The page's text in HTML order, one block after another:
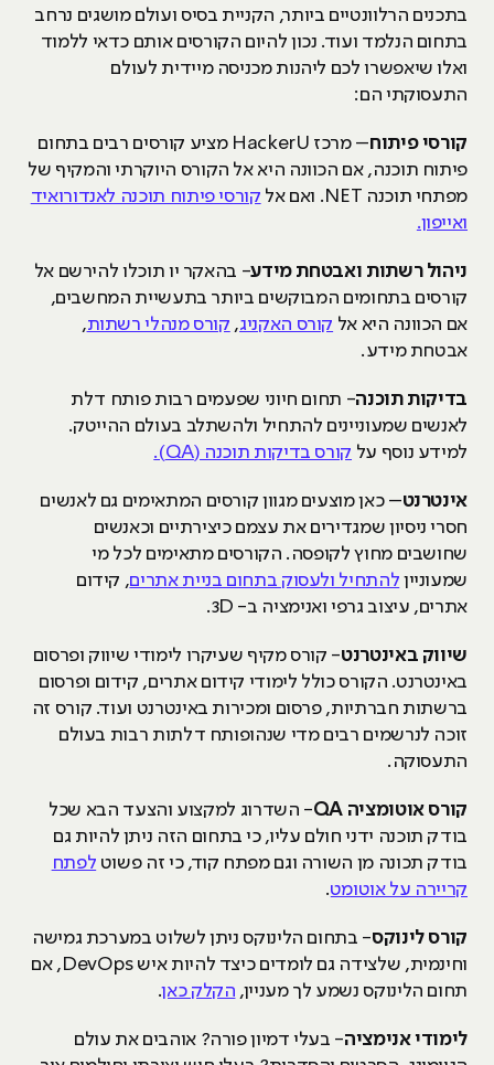
בתכנים הרלוונטיים ביותר, הקניית בסיס ועולם מושגים נרחב
בתחום הנלמד ועוד. נכון להיום הקורסים אותם כדאי ללמוד
ואלו שיאפשרו לכם ליהנות מכניסה מיידית לעולם
התעסוקתי הם:
קורסי פיתוח
– מרכז HackerU מציע קורסים רבים בתחום
פיתוח תוכנה, אם הכוונה היא אל הקורס היוקרתי והמקיף של
מפתחי תוכנה NET. ואם אל
קורסי פיתוח תוכנה לאנדורואיד
ואייפון.
ניהול רשתות ואבטחת מידע- בהאקר יו תוכלו להירשם אל
קורסים בתחומים המבוקשים ביותר בתעשיית המחשבים,
אם הכוונה היא אל קורס האקניג, קורס מנהלי רשתות,
אבטחת מידע.
בדיקות תוכנה- תחום חיוני שפעמים רבות פותח דלת
לאנשים שמעוניינים להתחיל ולהשתלב בעולם ההייטק.
למידע נוסף על קורס בדיקות תוכנה (QA).
אינטרנט– כאן מוצעים מגוון קורסים המתאימים גם לאנשים
חסרי ניסיון שמגדירים את עצמם כיצירתיים וכאנשים
שחושבים מחוץ לקופסה. הקורסים מתאימים לכל מי
שמעוניין להתחיל ולעסוק בתחום בניית אתרים, קידום
אתרים, עיצוב גרפי ואנימציה ב- 3D.
שיווק באינטרנט- קורס מקיף שעיקרו לימודי שיווק ופרסום
באינטרנט. הקורס כולל לימודי קידום אתרים, קידום ופרסום
ברשתות חברתיות, פרסום ומכירות באינטרנט ועוד. קורס זה
זוכה לנרשמים רבים מדי שנהופותח דלתות רבות בעולם
התעסוקה.
קורס אוטומציה QA
- השדרוג למקצוע והצעד הבא שכל
בודק תוכנה ידני חולם עליו, כי בתחום הזה ניתן להיות גם
בודק תכונה מן השורה וגם מפתח קוד, כי זה פשוט לפתח
קריירה על אוטומט.
קורס לינוקס- בתחום הלינוקס ניתן לשלוט במערכת גמישה
וחינמית, שלצידה גם לומדים כיצד להיות איש DevOps, אם
תחום הלינוקס נשמע לך מעניין, הקלק כאן.
לימודי אנימציה- בעלי דמיון פורה? אוהבים את עולם